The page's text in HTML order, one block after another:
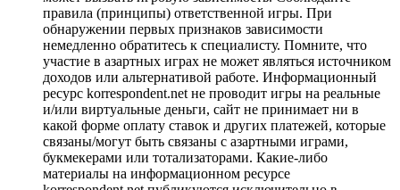
правила (принципы) ответственной игры. При
обнаружении первых признаков зависимости
немедленно обратитесь к специалисту. Помните, что
участие в азартных играх не может являться источником
доходов или альтернативой работе. Информационный
ресурс korrespondent.net не проводит игры на реальные
и/или виртуальные деньги, сайт не принимает ни в
какой форме оплату ставок и других платежей, которые
связаны/могут быть связаны с азартными играми,
букмекерами или тотализаторами. Какие-либо
материалы на информационном ресурсе